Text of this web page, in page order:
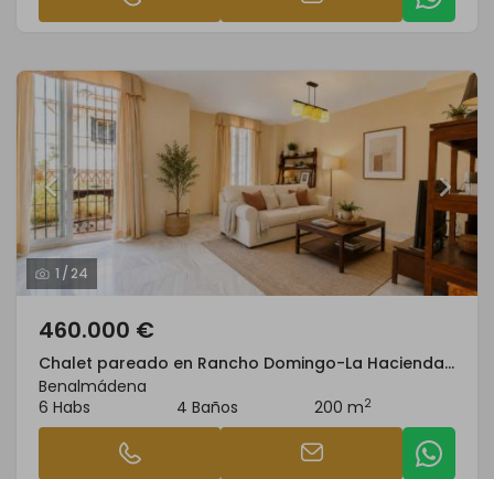
1 /24
460.000 €
Chalet pareado en Rancho Domingo-La Hacienda (Benalmádena Pueblo. Benalmádena)
Benalmádena
6 Habs
4 Baños 200 m2